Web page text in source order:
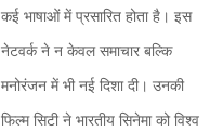
कई भाषाओं में प्रसारित होता है। इस
नेटवर्क ने न केवल समाचार बल्कि
मनोरंजन में भी नई दिशा दी। उनकी
फिल्म सिटी ने भारतीय सिनेमा को विश्व